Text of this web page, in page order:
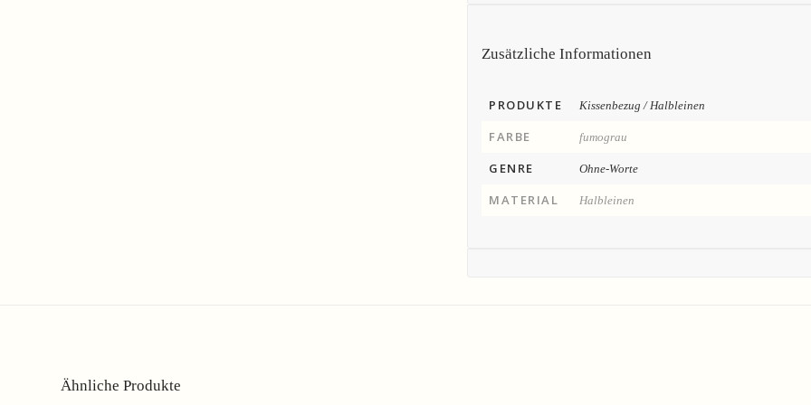
Zusätzliche Informationen
PRODUKTE Kissenbezug / Halbleinen
FARBE fumograu
GENRE Ohne-Worte
MATERIAL Halbleinen
Ähnliche Produkte